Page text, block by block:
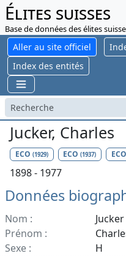
Élites suisses
Base de données des élites
Aller au site officiel
Index des entités
Jucker, Charles
ECO (1929) ECO(1937) ECO
1898 - 1977
Données
Nom :
Jucker
Prénom :
Sexe :
H